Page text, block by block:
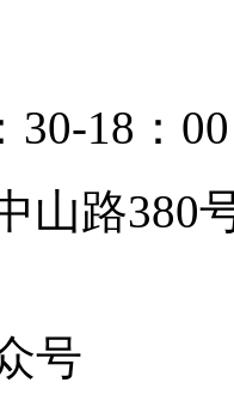
30-18：00
山路380
号